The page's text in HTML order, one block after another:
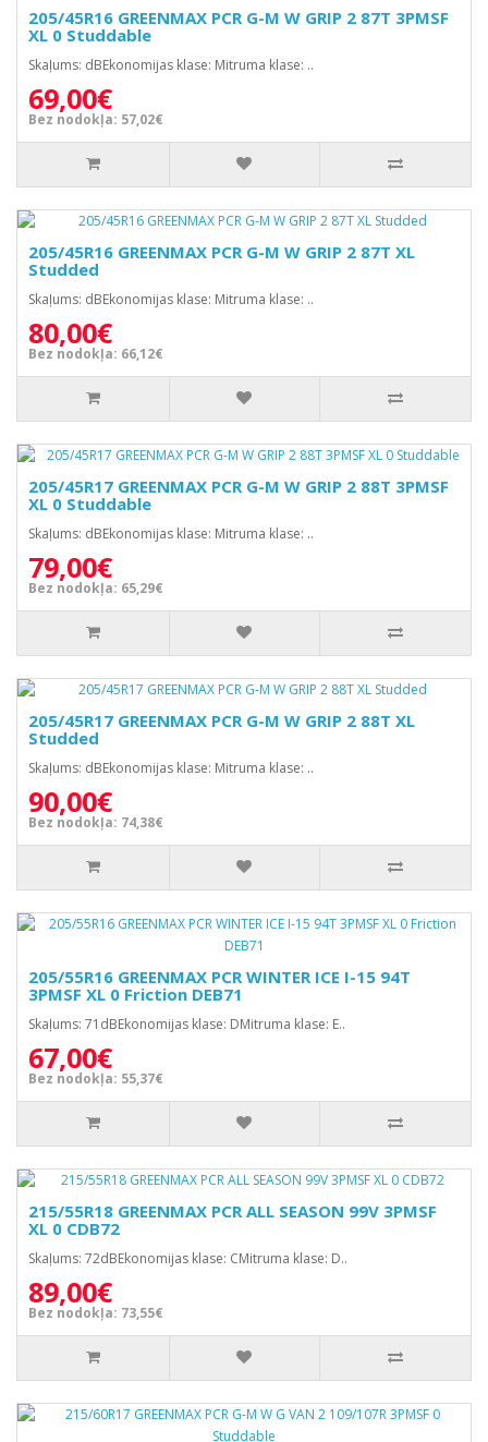
205/45R16 GREENMAX PCR G-M W GRIP 2 87T 3PMSF
XL 0 Studdable
Skaļums: dBEkonomijas klase: Mitruma klase: ..
69,00€
Bez nodokļa: 57,02€
205/45R16 GREENMAX PCR G-M W GRIP 2 87T XL
Studded
Skaļums: dBEkonomijas klase: Mitruma klase: ..
80,00€
Bez nodokļa: 66,12€
205/45R17 GREENMAX PCR G-M W GRIP 2 88T 3PMSF
XL 0 Studdable
Skaļums: dBEkonomijas klase: Mitruma klase: ..
79,00€
Bez nodokļa: 65,29€
205/45R17 GREENMAX PCR G-M W GRIP 2 88T XL
Studded
Skaļums: dBEkonomijas klase: Mitruma klase: ..
90,00€
Bez nodokļa: 74,38€
205/55R16 GREENMAX PCR WINTER ICE I-15 94T
3PMSF XL 0 Friction DEB71
Skaļums: 71dBEkonomijas klase: DMitruma klase: E..
67,00€
Bez nodokļa: 55,37€
215/55R18 GREENMAX PCR ALL SEASON 99V 3PMSF
XL 0 CDB72
Skaļums: 72dBEkonomijas klase: CMitruma klase: D..
89,00€
Bez nodokļa: 73,55€